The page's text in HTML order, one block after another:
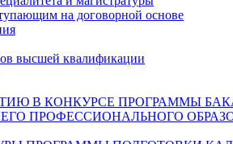
на договорной основе
высшей квалификации
В КОНКУРСЕ ПРОГРАММЫ
ПРОФЕССИОНАЛЬНОГО